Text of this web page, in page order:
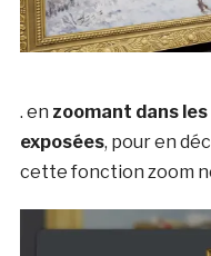
. en zoomant dans
exposées, pour en
cette fonction zoom